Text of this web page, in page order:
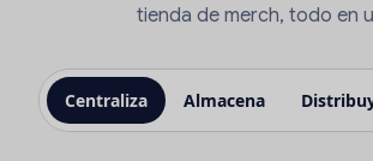
tienda de merch, todo en
Centraliza Almacena